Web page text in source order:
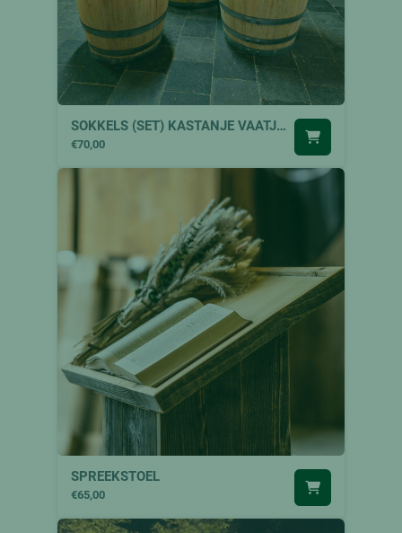
SOKKELS (SET) KASTANJE VAATJES
€70,00
SPREEKSTOEL
€65,00